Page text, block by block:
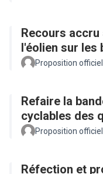
Recours
l'éolien sur les
Proposition
Refaire la
cyclables des
Proposition
Réfection et